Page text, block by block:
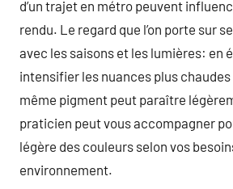
d’un trajet en métro peuvent
rendu. Le regard que l’on porte sur
avec les saisons et les lumières: en
intensifier les nuances plus chaudes
même pigment peut paraître
praticien peut vous accompagner
légère des couleurs selon vos
environnement.